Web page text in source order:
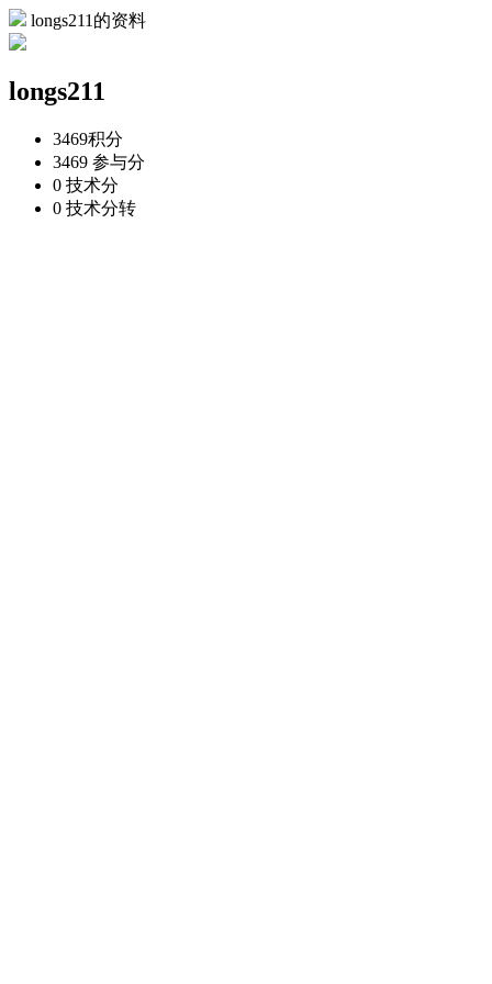
longs211的资料
longs211
3469积分
3469 参与分
0 技术分
0 技术分转